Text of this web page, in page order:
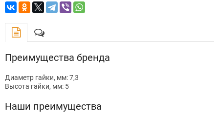
Преимущества бренда
Диаметр гайки, мм: 7,3
Высота гайки, мм: 5
Наши преимущества